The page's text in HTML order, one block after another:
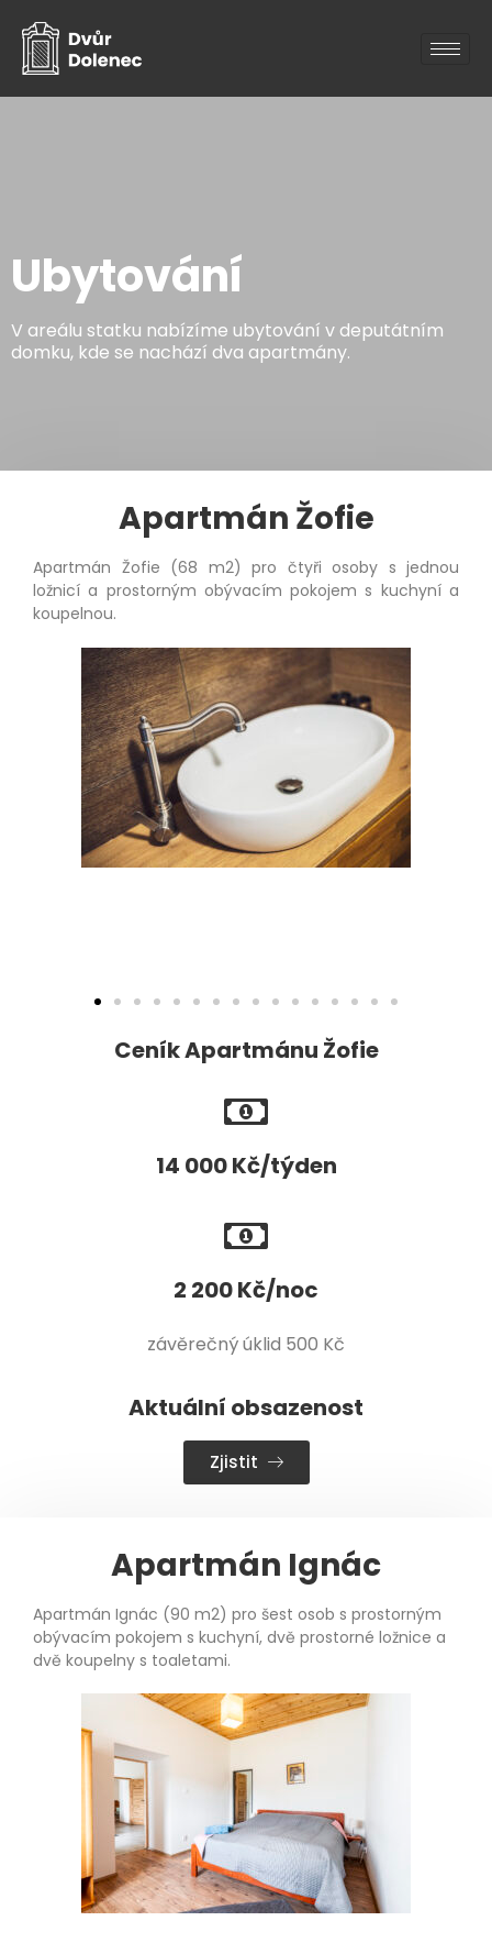
Ubytování
V areálu statku nabízíme ubytování v deputátním
domku, kde se nachází dva apartmány.
Apartmán Žofie
Apartmán Žofie (68 m2) pro čtyři osoby s jednou
ložnicí a prostorným obývacím pokojem s kuchyní a
koupelnou.
Ceník Apartmánu Žofie
14 000 Kč/týden
2 200 Kč/noc
závěrečný úklid 500 Kč
Aktuální obsazenost
Zjistit
Apartmán Ignác
Apartmán Ignác (90 m2) pro šest osob s prostorným
obývacím pokojem s kuchyní, dvě prostorné ložnice a
dvě koupelny s toaletami.